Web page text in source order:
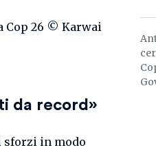
da record»
in modo